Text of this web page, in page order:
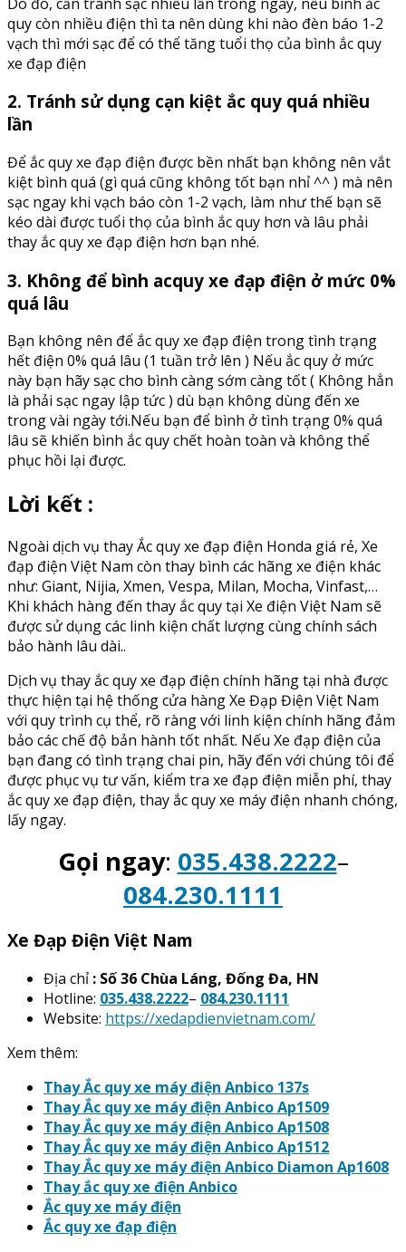
quy còn nhiều điện thì ta nên dùng khi nào đèn báo 1-2
vạch thì mới sạc để có thể tăng tuổi thọ của bình ắc quy
xe đạp điện
2. Tránh sử dụng cạn kiệt ắc quy quá nhiều
lần
Để ắc quy xe đạp điện được bền nhất bạn không nên vắt
kiệt bình quá (gì quá cũng không tốt bạn nhỉ ^^ ) mà nên
sạc ngay khi vạch báo còn 1-2 vạch, làm như thế bạn sẽ
kéo dài được tuổi thọ của bình ắc quy hơn và lâu phải
thay ắc quy xe đạp điện hơn bạn nhé.
3. Không để bình acquy xe đạp điện ở mức 0%
quá lâu
Bạn không nên để ắc quy xe đạp điện trong tình trạng
hết điện 0% quá lâu (1 tuần trở lên ) Nếu ắc quy ở mức
này bạn hãy sạc cho bình càng sớm càng tốt ( Không hẳn
là phải sạc ngay lập tức ) dù bạn không dùng đến xe
trong vài ngày tới.Nếu bạn để bình ở tình trạng 0% quá
lâu sẽ khiến bình ắc quy chết hoàn toàn và không thể
phục hồi lại được.
Lời kết :
Ngoài dịch vụ thay Ắc quy xe đạp điện Honda giá rẻ, Xe
đạp điện Việt Nam còn thay bình các hãng xe điện khác
như: Giant, Nijia, Xmen, Vespa, Milan, Mocha, Vinfast,…
Khi khách hàng đến thay ắc quy tại Xe điện Việt Nam sẽ
được sử dụng các linh kiện chất lượng cùng chính sách
bảo hành lâu dài..
Dịch vụ thay ắc quy xe đạp điện chính hãng tại nhà được
thực hiện tại hệ thống cửa hàng Xe Đạp Điện Việt Nam
với quy trình cụ thể, rõ ràng với linh kiện chính hãng đảm
bảo các chế độ bản hành tốt nhất. Nếu Xe đạp điện của
bạn đang có tình trạng chai pin, hãy đến với chúng tôi để
được phục vụ tư vấn, kiểm tra xe đạp điện miễn phí, thay
ắc quy xe đạp điện, thay ắc quy xe máy điện nhanh chóng,
lấy ngay.
Gọi ngay: 035.438.2222–
084.230.1111
Xe Đạp Điện Việt Nam
Địa chỉ : Số 36 Chùa Láng, Đống Đa, HN
Hotline: 035.438.2222– 084.230.1111
Website: https://xedapdienvietnam.com/
Xem thêm:
Thay Ắc quy xe máy điện Anbico 137s
Thay Ắc quy xe máy điện Anbico Ap1509
Thay Ắc quy xe máy điện Anbico Ap1508
Thay Ắc quy xe máy điện Anbico Ap1512
Thay Ắc quy xe máy điện Anbico Diamon Ap1608
Thay ắc quy xe điện Anbico
Ắc quy xe máy điện
Ắc quy xe đạp điện